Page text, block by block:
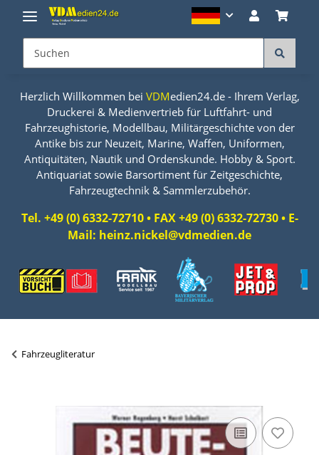
Herzlich Willkommen bei VDMedien24.de - Ihrem Verlag,
Druckerei & Medienvertrieb für Luftfahrt- und
Fahrzeughistorie, Modellbau, Militärgeschichte von der
Antike bis zur Neuzeit, Marine, Waffen, Uniformen,
Antiquitäten, Nautik und Ordenskunde. Hobby & Sport.
Antiquariat sowie Barsortiment für Zeitgeschichte,
Fahrzeugtechnik & Sammlerzubehör.
Tel. +49 (0) 6332-72710 • FAX +49 (0) 6332-72730 • E-
Mail: heinz.nickel@vdmedien.de
Fahrzeugliteratur